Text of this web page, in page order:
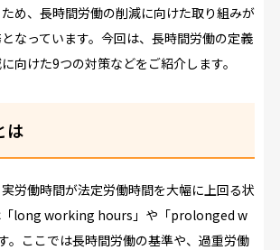
め、長時間労働の削減に向けた取り組みが
なっています。今回は、長時間労働の定義
向けた9つの対策などをご紹介します。
は
労働時間が法定労働時間を大幅に上回る状
「long working hours」や「prolonged w
。ここでは長時間労働の基準や、過重労働